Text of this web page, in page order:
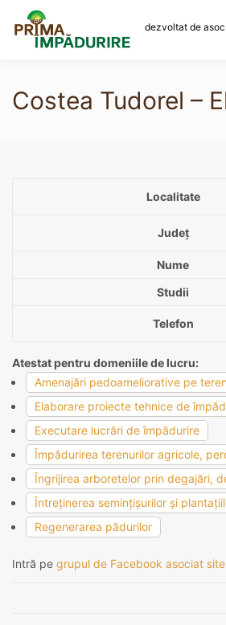
content
dezvoltat de
Costea Tudorel –
Localitate
Județ
Nume
Studii
Telefon
Atestat pentru domeniile de lucru:
Amenajări pedoameliorative pe
Elaborare proiecte tehnice de
Executare lucrări de împădurire
Împădurirea terenurilor agricole,
Îngrijirea arboretelor prin degajări,
Întreţinerea seminţişurilor şi
Regenerarea pădurilor
Intră pe grupul de Facebook asociat